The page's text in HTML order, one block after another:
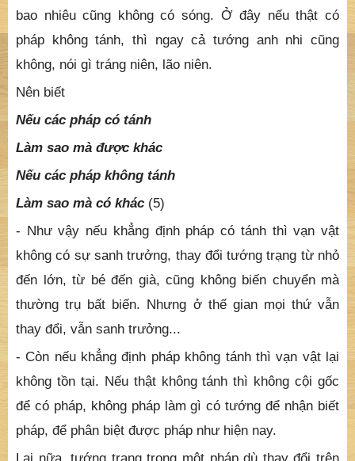
bao nhiêu cũng không có sóng. Ở đây nếu thật có
pháp không tánh, thì ngay cả tướng anh nhi cũng
không, nói gì tráng niên, lão niên.
Nên biết
Nếu các pháp có tánh
Làm sao mà được khác
Nếu các pháp không tánh
Làm sao mà có khác (5)
- Như vậy nếu khẳng định pháp có tánh thì vạn vật
không có sự sanh trưởng, thay đổi tướng trạng từ nhỏ
đến lớn, từ bé đến già, cũng không biến chuyển mà
thường trụ bất biến. Nhưng ở thế gian mọi thứ vẫn
thay đổi, vẫn sanh trưởng...
- Còn nếu khẳng định pháp không tánh thì vạn vật lại
không tồn tại. Nếu thật không tánh thì không cội gốc
để có pháp, không pháp làm gì có tướng để nhận biết
pháp, để phân biệt được pháp như hiện nay.